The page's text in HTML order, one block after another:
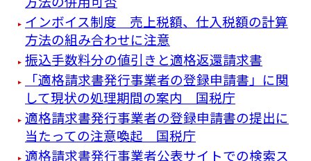
インボイス制度 売上税額、仕入税額の計算
方法の組み合わせに注意
振込手数料分の値引きと適格返還請求書
「適格請求書発行事業者の登録申請書」に関
して現状の処理期間の案内 国税庁
適格請求書発行事業者の登録申請書の提出に
当たっての注意喚起 国税庁
適格請求書発行事業者公表サイトでの検索ス